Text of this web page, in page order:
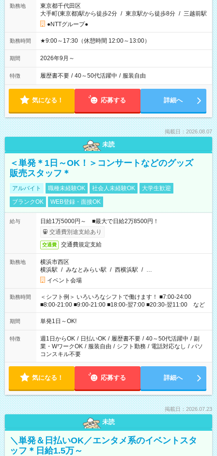
勤務地
東京都千代田区
大手町(東京都)駅から徒歩2分 / 東京駅から徒歩8分 / 三越前駅
●NTTグループ●
勤務時間 ★9:00～17:30（休憩時間 12:00～13:00）
期間 2026年9月～
特徴 履歴書不要 / 40～50代活躍中 / 服装自由
気になる！ 応募する 詳細へ
掲載日：2026.08.07
未読
＜単発＊1日～OK！＞コンサートなどのグッズ
販売スタッフ＊
アルバイト 職種未経験OK 社会人未経験OK
大学生歓迎
ブランクOK
WEB登録・面接OK
給与
日給1万5000円～ ■最大で日給2万8500円！
交通費別途支給あり
交通費 交通費規定支給
勤務地
横浜市西区
横浜駅 / みなとみらい駅 / 西横浜駅 / …
イベント会場
勤務時間
＜シフト例＞ いろいろなシフトで働けます！ ■7:00-24:00
■8:00-21:00 ■9:00-21:00 ■18:00-翌7:00 ■20:30-翌11:00 など
期間 単発1日～OK!
特徴 週1日からOK / 日払いOK / 履歴書不要 / 40～50代活躍中 / 副
業・WワークOK / 服装自由 / シフト勤務 / 電話対応なし / パソ
コンスキル不要
気になる！ 応募する 詳細へ
掲載日：2026.07.23
未読
＼単発＆日払いOK／エンタメ系のイベントスタ
ッフ＊日給1.5万～